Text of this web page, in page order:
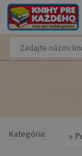
Kategória: